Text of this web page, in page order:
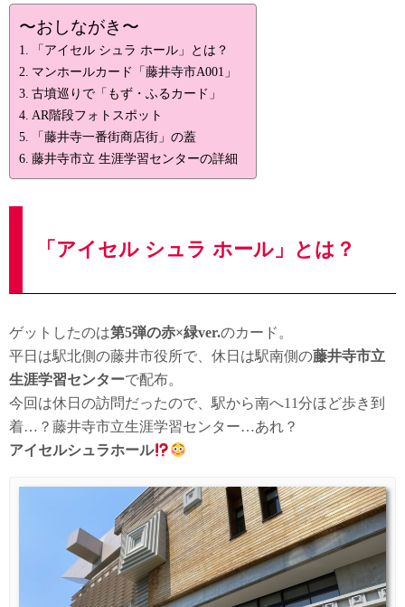
〜おしながき〜
「アイセル シュラ ホール」とは？
マンホールカード「藤井寺市A001」
古墳巡りで「もず・ふるカード」
AR階段フォトスポット
「藤井寺一番街商店街」の蓋
藤井寺市立 生涯学習センターの詳細
「アイセル シュラ ホール」とは？
ゲットしたのは第5弾の赤×緑ver.のカード。
平日は駅北側の藤井市役所で、休日は駅南側の藤井寺市立
生涯学習センターで配布。
今回は休日の訪問だったので、駅から南へ11分ほど歩き到
着…？藤井寺市立生涯学習センター…あれ？
アイセルシュラホール